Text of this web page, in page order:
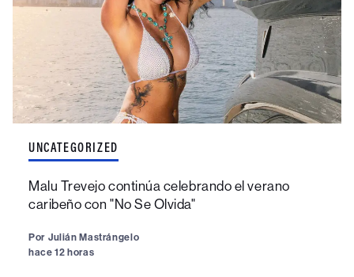
UNCATEGORIZED
Malu Trevejo continúa celebrando el verano
caribeño con "No Se Olvida"
Por Julián Mastrángelo
hace 12 horas